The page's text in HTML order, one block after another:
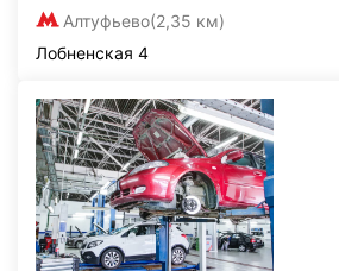
Алтуфьево(2,35 км)
Лобненская 4